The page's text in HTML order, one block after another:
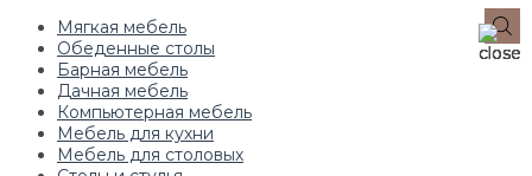
Мягкая мебель
Обеденные столы
Барная мебель
Дачная мебель
Компьютерная мебель
Мебель для кухни
Мебель для столовых